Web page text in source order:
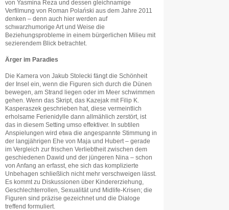
von Yasmina Reza und dessen gleichnamige
Verfilmung von Roman Polański aus dem Jahre 2011
denken – denn auch hier werden auf
schwarzhumorige Art und Weise die
Beziehungsprobleme in einem bürgerlichen Milieu mit
sezierendem Blick betrachtet.
Ärger im Paradies
Die Kamera von Jakub Stolecki fängt die Schönheit
der Insel ein, wenn die Figuren sich durch die Dünen
bewegen, am Strand liegen oder im Meer schwimmen
gehen. Wenn das Skript, das Kazejak mit Filip K.
Kasperaszek geschrieben hat, diese vermeintlich
erholsame Ferienidylle dann allmählich zerstört, ist
das in diesem Setting umso effektiver. In subtilen
Anspielungen wird etwa die angespannte Stimmung in
der langjährigen Ehe von Maja und Hubert – gerade
im Vergleich zur frischen Verliebtheit zwischen dem
geschiedenen Dawid und der jüngeren Nina – schon
von Anfang an erfasst, ehe sich das komplizierte
Unbehagen schließlich nicht mehr verschweigen lässt.
Es kommt zu Diskussionen über Kindererziehung,
Geschlechterrollen, Sexualität und Midlife-Krisen; die
Figuren sind präzise gezeichnet und die Dialoge
treffend formuliert.